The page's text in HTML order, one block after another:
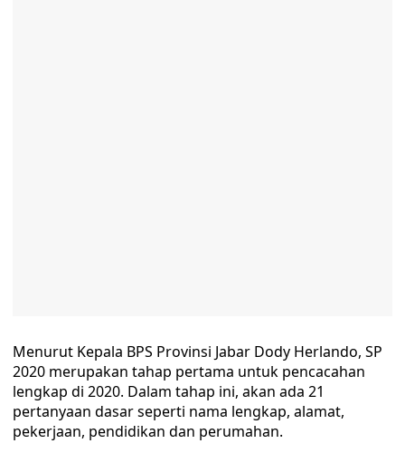
Menurut Kepala BPS Provinsi Jabar Dody Herlando, SP
2020 merupakan tahap pertama untuk pencacahan
lengkap di 2020. Dalam tahap ini, akan ada 21
pertanyaan dasar seperti nama lengkap, alamat,
pekerjaan, pendidikan dan perumahan.